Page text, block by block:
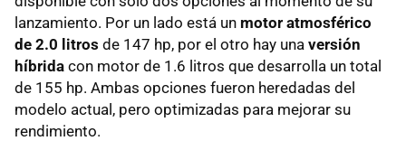
lanzamiento. Por un lado está un motor atmosférico
de 2.0 litros de 147 hp, por el otro hay una versión
híbrida con motor de 1.6 litros que desarrolla un total
de 155 hp. Ambas opciones fueron heredadas del
modelo actual, pero optimizadas para mejorar su
rendimiento.